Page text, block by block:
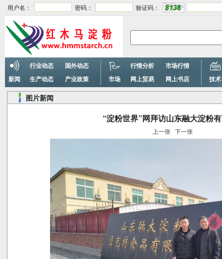
用户名： 密码： 验证码：
行业动态 国外动态 行情分析
市场行情
新闻
生产动态 产业政策 市场 网上贸易 网上书店 技术
图片新闻
“淀粉世界”网拜访山东融大淀粉
上一张 下一张